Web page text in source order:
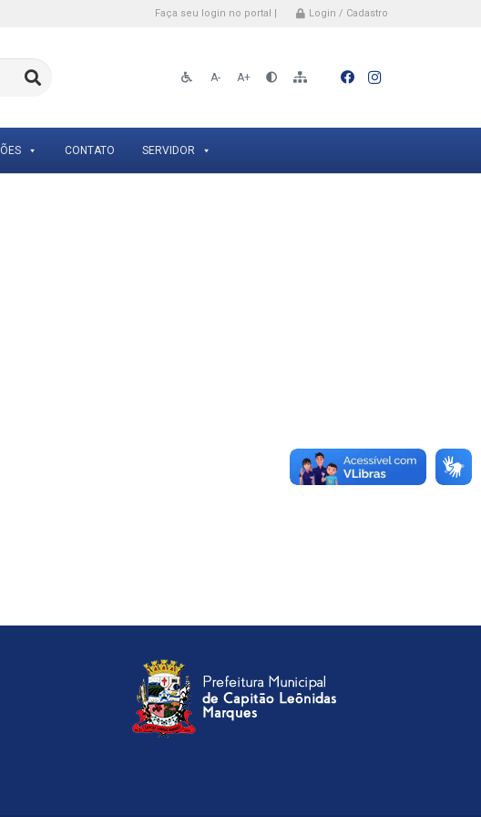
Faça seu login no portal | Login / Cadastro
A- A+
CONTATO SERVIDOR